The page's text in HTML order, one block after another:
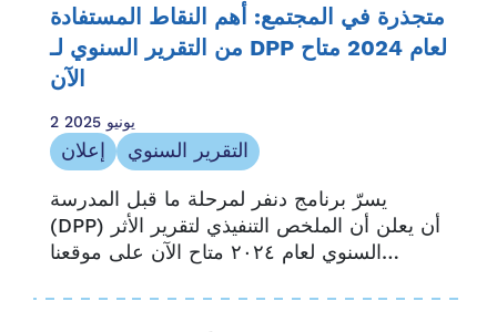
التقرير السنوي
موارد المجتمع
الموارد العائلية
قصص عائلية
ذكر وسائل الإعلام
النشرة الإخبارية
الفرصة والوصول
بيان صحفي
موارد مقدم الخدمة
قصص مقدمي الخدمة
متجذرة في المجتمع: أهم النقاط المستفادة
من التقرير السنوي لـ DPP لعام 2024 متاح
الآن
2 يونيو 2025
إعلان
التقرير السنوي
يسرّ برنامج دنفر لمرحلة ما قبل المدرسة
(DPP) أن يعلن أن الملخص التنفيذي لتقرير الأثر
السنوي لعام ٢٠٢٤ متاح الآن على موقعنا
المختصر...